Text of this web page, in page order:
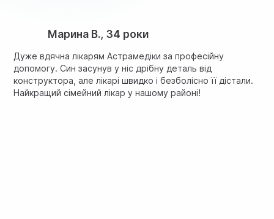
Марина В., 34 роки
Дуже вдячна лікарям Астрамедіки за професійну
допомогу. Син засунув у ніс дрібну деталь від
конструктора, але лікарі швидко і безболісно її дістали.
Найкращий сімейний лікар у нашому районі!